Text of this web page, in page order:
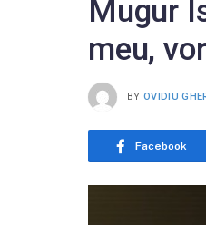
Mugur
meu,
BY OVIDIU
Facebook